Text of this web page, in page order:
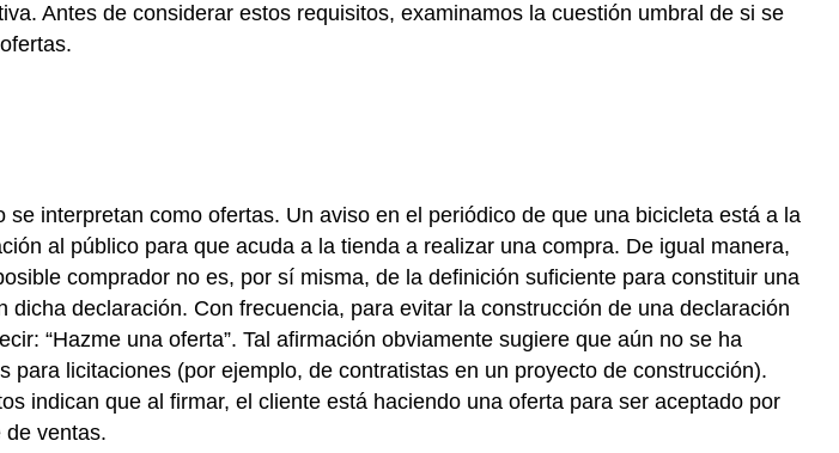
Antes de considerar estos requisitos, examinamos la cuestión umbral de si se
interpretan como ofertas. Un aviso en el periódico de que una bicicleta está a la
al público para que acuda a la tienda a realizar una compra. De igual manera,
comprador no es, por sí misma, de la definición suficiente para constituir una
declaración. Con frecuencia, para evitar la construcción de una declaración
“Hazme una oferta”. Tal afirmación obviamente sugiere que aún no se ha
licitaciones (por ejemplo, de contratistas en un proyecto de construcción).
indican que al firmar, el cliente está haciendo una oferta para ser aceptado por
de ventas.